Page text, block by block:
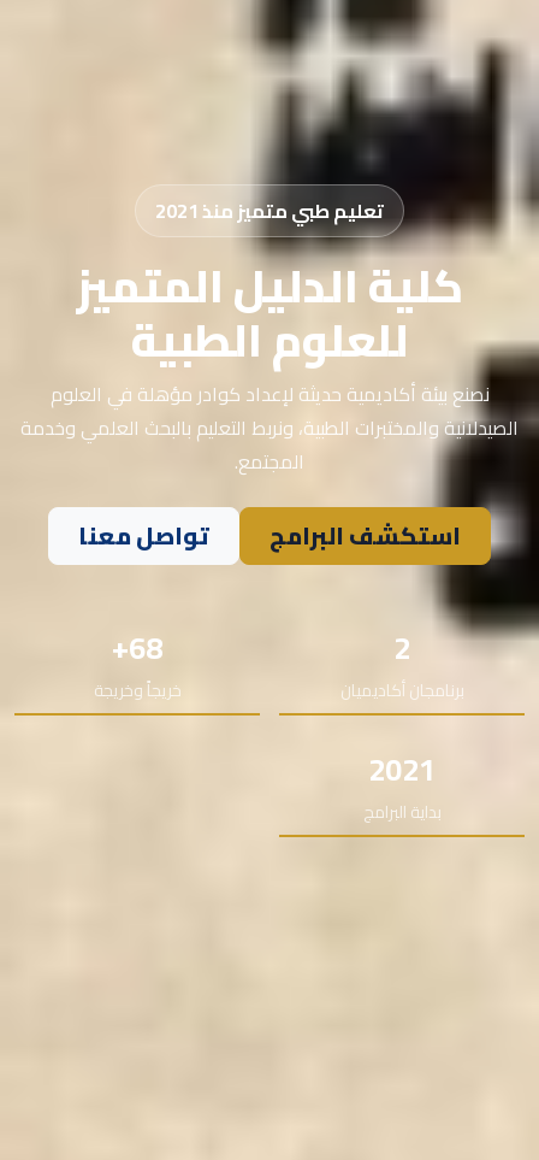
تعليم طبي متميز منذ 2021
كلية الدليل المتميز
للعلوم الطبية
نصنع بيئة أكاديمية حديثة لإعداد كوادر مؤهلة في العلوم
الصيدلانية والمختبرات الطبية، ونربط التعليم بالبحث العلمي وخدمة
المجتمع.
استكشف البرامج تواصل معنا
2
برنامجان أكاديميان
68+
خريجاً وخريجة
2021
بداية البرامج